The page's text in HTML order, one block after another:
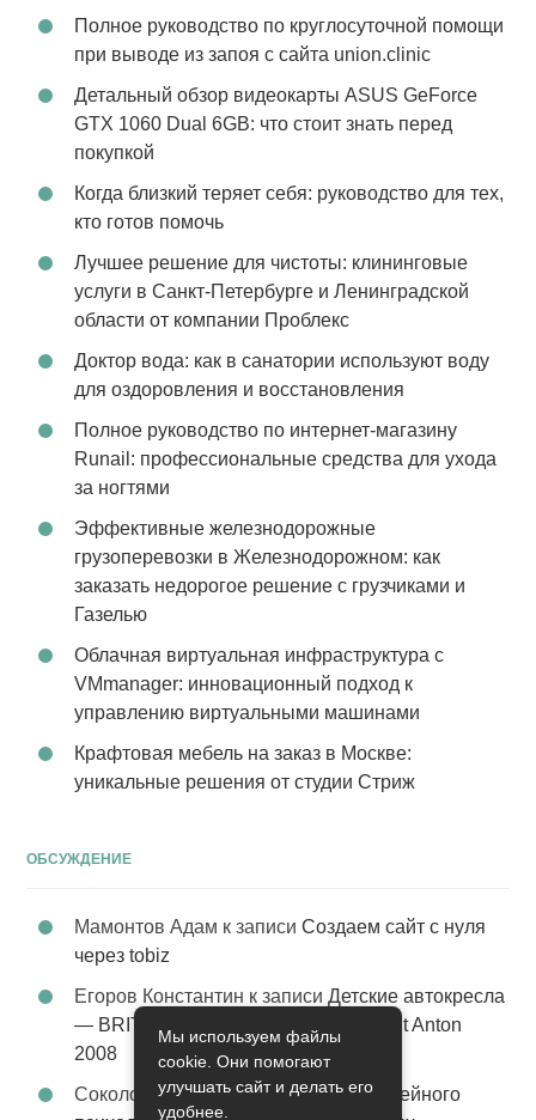
Полное руководство по круглосуточной помощи
при выводе из запоя с сайта union.clinic
Детальный обзор видеокарты ASUS GeForce
GTX 1060 Dual 6GB: что стоит знать перед
покупкой
Когда близкий теряет себя: руководство для тех,
кто готов помочь
Лучшее решение для чистоты: клининговые
услуги в Санкт-Петербурге и Ленинградской
области от компании Проблекс
Доктор вода: как в санатории используют воду
для оздоровления и восстановления
Полное руководство по интернет-магазину
Runail: профессиональные средства для ухода
за ногтями
Эффективные железнодорожные
грузоперевозки в Железнодорожном: как
заказать недорогое решение с грузчиками и
Газелью
Облачная виртуальная инфраструктура с
VMmanager: инновационный подход к
управлению виртуальными машинами
Крафтовая мебель на заказ в Москве:
уникальные решения от студии Стриж
ОБСУЖДЕНИЕ
Мамонтов Адам к записиСоздаем сайт с нуля
через tobiz
Егоров Константин к записиДетские автокресла
— BRITAX Evolva 1-2-3 (1-2-3) цвет St Anton
2008
Соколова Эльзак записиУслуги семейного
Мы используем файлы
cookie. Они помогают
улучшать сайт и делать его
удобнее.